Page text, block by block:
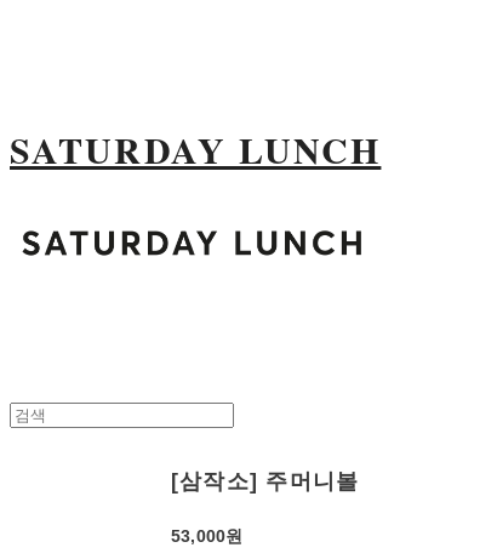
SATURDAY LUNCH
[삼작소] 주머니볼
53,000원